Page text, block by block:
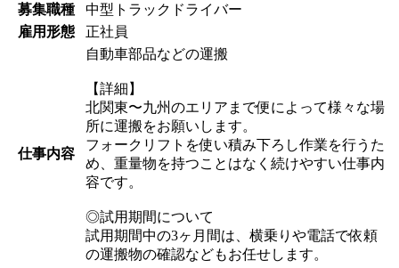
募集職種
中型トラックドライバー
雇用形態
正社員
仕事内容
自動車部品などの運搬
【詳細】
北関東〜九州のエリアまで便によって様々な場
所に運搬をお願いします。
フォークリフトを使い積み下ろし作業を行うた
め、重量物を持つことはなく続けやすい仕事内
容です。
◎試用期間について
試用期間中の3ヶ月間は、横乗りや電話で依頼
の運搬物の確認などもお任せします。